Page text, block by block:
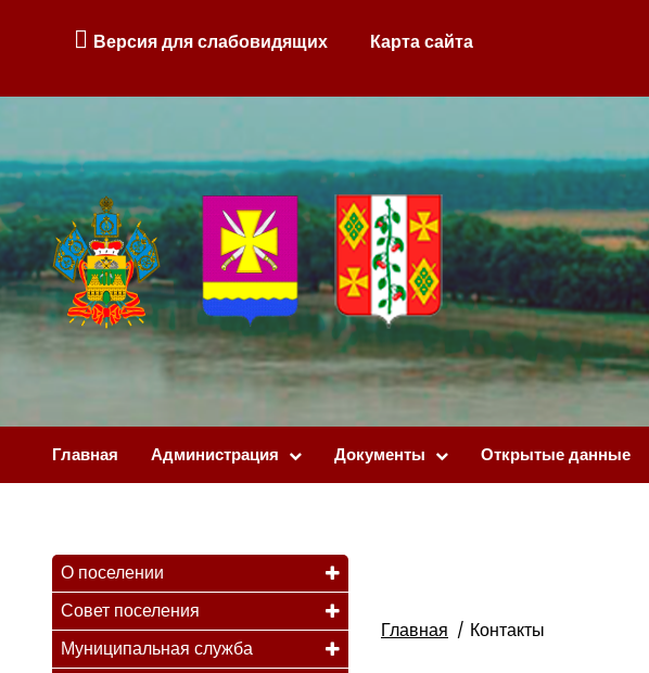
Версия для слабовидящих Карта сайта
Главная Администрация Документы Открытые данные
О поселении
Совет поселения
Муниципальная служба
Главная Контакты